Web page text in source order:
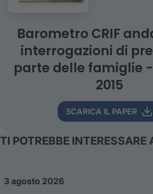
Barometro CRIF
interrogazioni di
parte delle famiglie
2015
SCARICA IL PAPER
TI POTREBBE INTERESSARE
3 agosto 2026